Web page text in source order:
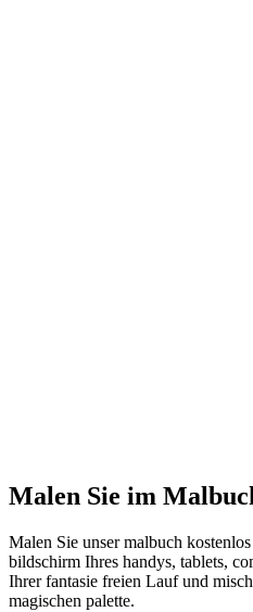
Malen Sie im
Malen Sie unser malbuch
bildschirm Ihres handys, tablets,
Ihrer fantasie freien Lauf und
magischen palette.